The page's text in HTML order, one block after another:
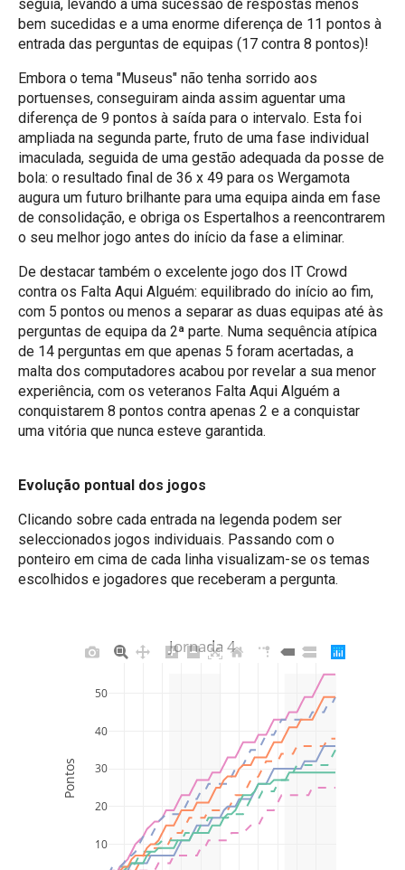
seguia, levando a uma sucessão de respostas menos
bem sucedidas e a uma enorme diferença de 11 pontos à
entrada das perguntas de equipas (17 contra 8 pontos)!
Embora o tema "Museus" não tenha sorrido aos
portuenses, conseguiram ainda assim aguentar uma
diferença de 9 pontos à saída para o intervalo. Esta foi
ampliada na segunda parte, fruto de uma fase individual
imaculada, seguida de uma gestão adequada da posse de
bola: o resultado final de 36 x 49 para os Wergamota
augura um futuro brilhante para uma equipa ainda em fase
de consolidação, e obriga os Espertalhos a reencontrarem
o seu melhor jogo antes do início da fase a eliminar.
De destacar também o excelente jogo dos IT Crowd
contra os Falta Aqui Alguém: equilibrado do início ao fim,
com 5 pontos ou menos a separar as duas equipas até às
perguntas de equipa da 2ª parte. Numa sequência atípica
de 14 perguntas em que apenas 5 foram acertadas, a
malta dos computadores acabou por revelar a sua menor
experiência, com os veteranos Falta Aqui Alguém a
conquistarem 8 pontos contra apenas 2 e a conquistar
uma vitória que nunca esteve garantida.
Evolução pontual dos jogos
Clicando sobre cada entrada na legenda podem ser
seleccionados jogos individuais. Passando com o
ponteiro em cima de cada linha visualizam-se os temas
escolhidos e jogadores que receberam a pergunta.